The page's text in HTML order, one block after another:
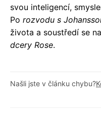
svou inteligencí,
Po rozvodu s
života a soustředí se
dcery Rose.
Našli jste v článku chybu?